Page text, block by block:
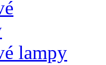
lampy